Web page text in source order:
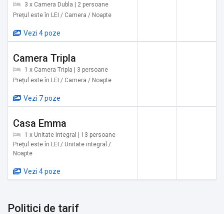
Pentru iubitorii de pescuit, în apropiere se află o
păstrăvărie cu punct gastronomic, unde se poate pescui
contra cost. Pasionații de sporturi de iarnă au la dispoziție
din Cheile Grădiștei.
De asemenea, în zonă există un centru de echitație, trasee
pentru drumeții și trasee de bicicletă pentru iubitorii de
ciclism.
Vă așteptăm cu drag la Vila Emma!
✔️ Pescuit - Păstrăvăria Ursu, Râșnov: 3,7 km
✔️ Platforma Panoramică, Râșnov: 5,7 km
3 x Camera Dubla | 2 persoane
Prețul este în LEI / Camera / Noapte
Vezi 4 poze
Camera Tripla
1 x Camera Tripla | 3 persoane
Prețul este în LEI / Camera / Noapte
Vezi 7 poze
Casa Emma
1 x Unitate integral | 13 persoane
Prețul este în LEI / Unitate integral /
Noapte
Vezi 4 poze
Politici de tarif